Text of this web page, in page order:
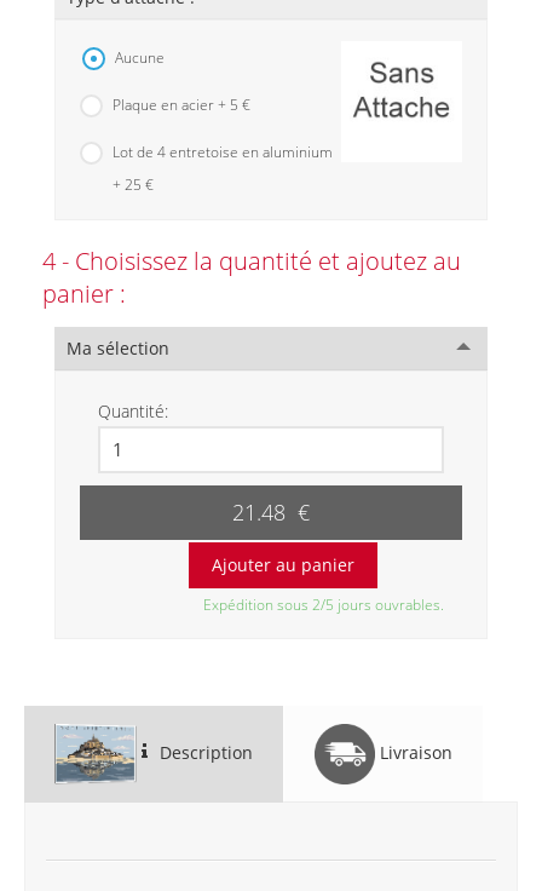
Aucune
Plaque en acier + 5 €
Lot de 4 entretoise en aluminium
+ 25 €
4 - Choisissez la quantité et ajoutez au
panier :
Ma sélection
Quantité:
21.48 €
Expédition sous 2/5 jours ouvrables.
Description Livraison